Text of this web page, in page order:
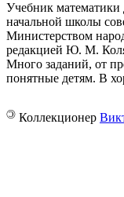
Учебник математики
начальной школы
Министерством
редакцией Ю. М.
Много заданий, от
понятные детям. В
© Коллекционер